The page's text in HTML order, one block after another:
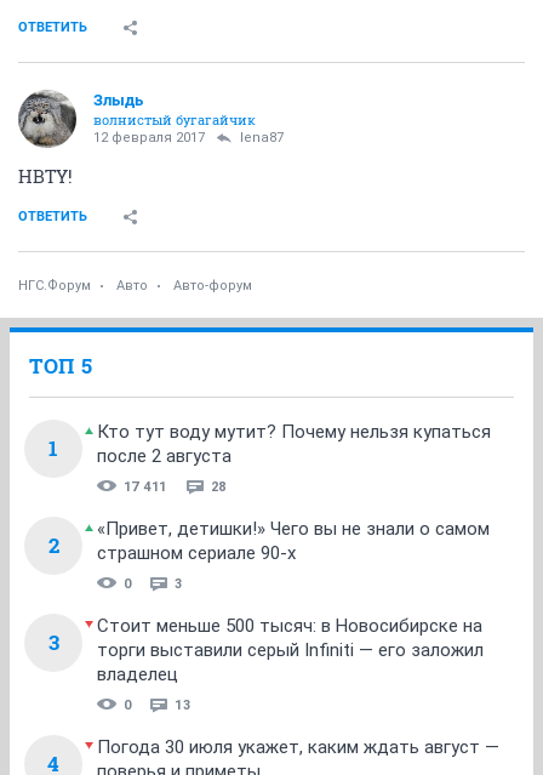
ОТВЕТИТЬ
Злыдь
волнистый бугагайчик
12 февраля 2017 lena87
HBTY!
ОТВЕТИТЬ
НГС.Форум Авто Авто-форум
ТОП 5
1
Кто тут воду мутит? Почему нельзя купаться
после 2 августа
17 411 28
2
«Привет, детишки!» Чего вы не знали о самом
страшном сериале 90-х
0 3
3
Стоит меньше 500 тысяч: в Новосибирске на
торги выставили серый Infiniti — его заложил
владелец
0 13
4
Погода 30 июля укажет, каким ждать август —